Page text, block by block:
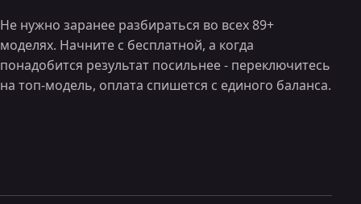
Не нужно заранее разбираться во всех 89+
моделях. Начните с бесплатной, а когда
понадобится результат посильнее - переключитесь
на топ-модель, оплата спишется с единого баланса.